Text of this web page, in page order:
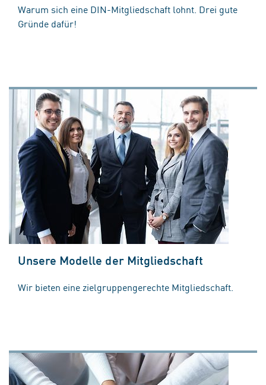
Warum sich eine DIN-Mitgliedschaft lohnt. Drei gute
Gründe dafür!
Unsere Modelle der Mitgliedschaft
Wir bieten eine zielgruppengerechte Mitgliedschaft.